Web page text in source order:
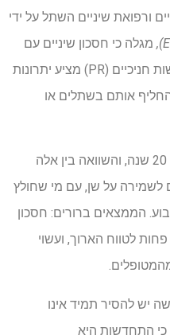
ורפואת שיניים השתל על ידי
מגלה כי חסכון שיניים עם
אובדן עצם קשה באמצעות התחדשות חניכיים (PR) מציע יתרונות
אותם בשתלים או
המחקר עקב אחר מטופלים במשך 20 שנה, והשוואה בין אלה
על שן, עם מי שחולץ
הממצאים ברורים: חסכון
לטווח הארוך, ועשוי
יש להסיר תמיד אינו
התחדשות היא